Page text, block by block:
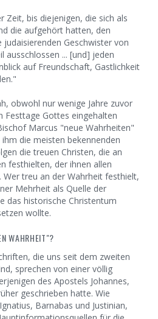
Zeit, bis diejenigen, die sich als
die aufgehört hatten, den
judaisierenden Geschwister von
ausschlossen ... [und] jeden
auf Freundschaft, Gastlichkeit
obwohl nur wenige Jahre zuvor
Festtage Gottes eingehalten
Marcus "neue Wahrheiten"
die meisten bekennenden
die treuen Christen, die an
festhielten, der ihnen allen
treu an der Wahrheit festhielt,
Mehrheit als Quelle der
das historische Christentum
wollte.
WAHRHEIT"?
die uns seit dem zweiten
sprechen von einer völlig
des Apostels Johannes,
geschrieben hatte. Wie
Barnabas und Justinian,